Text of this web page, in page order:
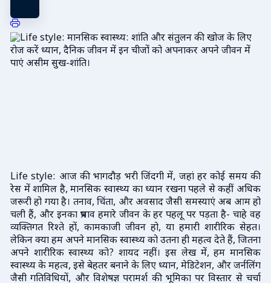
Life style: आज की भागदौड़ भरी जिंदगी में, जहां हर कोई समय की
रेस में शामिल है, मानसिक स्वास्थ्य का ध्यान रखना पहले से कहीं अधिक
जरूरी हो गया है। तनाव, चिंता, और अवसाद जैसी समस्याएं अब आम हो
चली हैं, और इनका प्रभाव हमारे जीवन के हर पहलू पर पड़ता है- चाहे वह
व्यक्तिगत रिश्ते हों, कामकाजी जीवन हो, या हमारी शारीरिक सेहत।
लेकिन क्या हम अपने मानसिक स्वास्थ्य को उतना ही महत्व देते हैं, जितना
अपने शारीरिक स्वास्थ्य को? शायद नहीं। इस लेख में, हम मानसिक
स्वास्थ्य के महत्व, इसे बेहतर बनाने के लिए ध्यान, मेडिटेशन, और जर्नलिंग
जैसी गतिविधियों, और विशेषज्ञ परामर्श की भूमिका पर विस्तार से चर्चा